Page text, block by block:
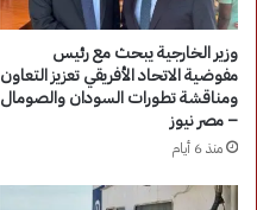
وزير الخارجية يبحث مع رئيس
مفوضية الاتحاد الأفريقي تعزيز التعاون
ومناقشة تطورات السودان والصومال
– مصر نيوز
منذ 6 أيام